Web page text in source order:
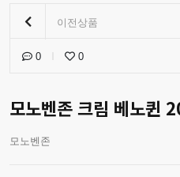
이전상품
0 0
모노벤존 크림 베노퀸
모노벤존